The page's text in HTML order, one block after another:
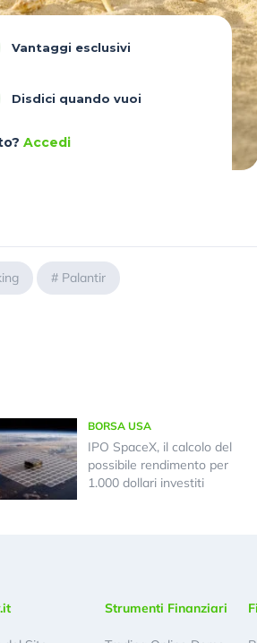
Vantaggi esclusivi
Disdici quando vuoi
Accedi
# Palantir
BORSA USA
IPO SpaceX, il calcolo del
possibile rendimento per
1.000 dollari investiti
Strumenti Finanziari